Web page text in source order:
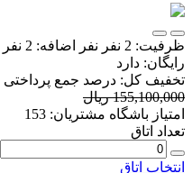
ظرفیت: 2 نفر نفر اضافه: 2 نفر
رایگان: دارد
تخفیف کل: درصد جمع پرداختی 1 شب:
155,100,000 ریال
امتیاز باشگاه مشتریان: 153
تعداد اتاق
انتخاب اتاق